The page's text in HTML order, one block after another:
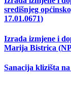
središnjeg
17.01.0671)
Izrada izmjene i
Marija Bistrica
Sanacija klizišta